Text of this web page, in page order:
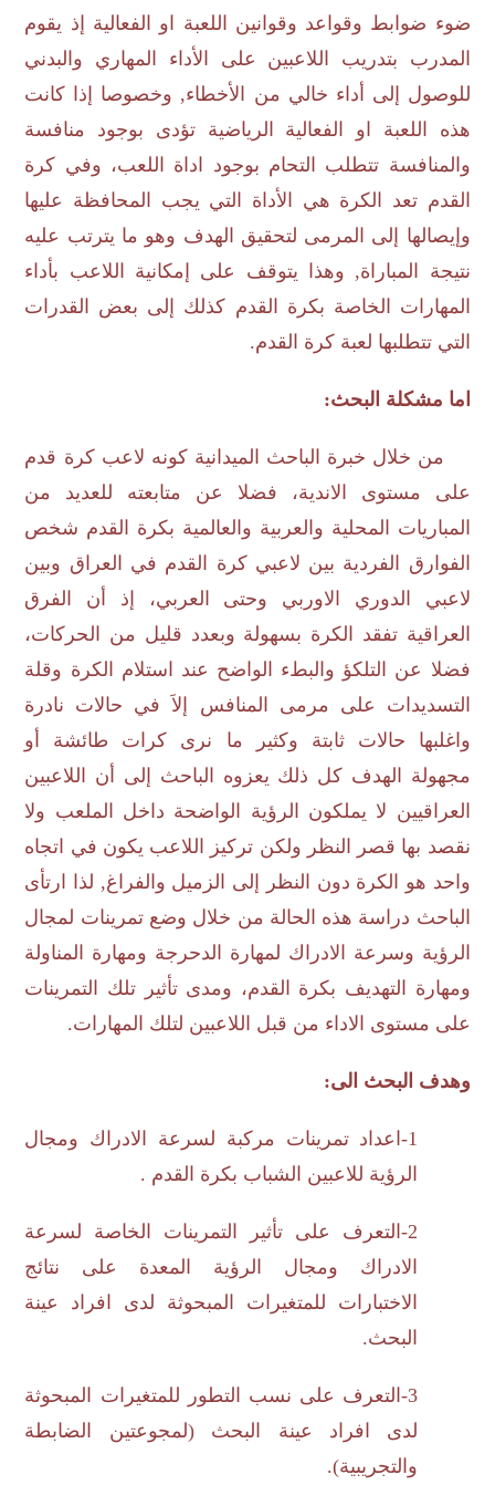
ضوء ضوابط وقواعد وقوانين اللعبة او الفعالية إذ يقوم
المدرب بتدريب اللاعبين على الأداء المهاري والبدني
للوصول إلى أداء خالي من الأخطاء, وخصوصا إذا كانت
هذه اللعبة او الفعالية الرياضية تؤدى بوجود منافسة
والمنافسة تتطلب التحام بوجود اداة اللعب، وفي كرة
القدم تعد الكرة هي الأداة التي يجب المحافظة عليها
وإيصالها إلى المرمى لتحقيق الهدف وهو ما يترتب عليه
نتيجة المباراة, وهذا يتوقف على إمكانية اللاعب بأداء
المهارات الخاصة بكرة القدم كذلك إلى بعض القدرات
التي تتطلبها لعبة كرة القدم.
اما مشكلة البحث:
من خلال خبرة الباحث الميدانية كونه لاعب كرة قدم
على مستوى الاندية، فضلا عن متابعته للعديد من
المباريات المحلية والعربية والعالمية بكرة القدم شخص
الفوارق الفردية بين لاعبي كرة القدم في العراق وبين
لاعبي الدوري الاوربي وحتى العربي، إذ أن الفرق
العراقية تفقد الكرة بسهولة وبعدد قليل من الحركات،
فضلا عن التلكؤ والبطء الواضح عند استلام الكرة وقلة
التسديدات على مرمى المنافس إلاَ في حالات نادرة
واغلبها حالات ثابتة وكثير ما نرى كرات طائشة أو
مجهولة الهدف كل ذلك يعزوه الباحث إلى أن اللاعبين
العراقيين لا يملكون الرؤية الواضحة داخل الملعب ولا
نقصد بها قصر النظر ولكن تركيز اللاعب يكون في اتجاه
واحد هو الكرة دون النظر إلى الزميل والفراغ, لذا ارتأى
الباحث دراسة هذه الحالة من خلال وضع تمرينات لمجال
الرؤية وسرعة الادراك لمهارة الدحرجة ومهارة المناولة
ومهارة التهديف بكرة القدم، ومدى تأثير تلك التمرينات
على مستوى الاداء من قبل اللاعبين لتلك المهارات.
وهدف البحث الى:
1-اعداد تمرينات مركبة لسرعة الادراك ومجال
الرؤية للاعبين الشباب بكرة القدم .
2-التعرف على تأثير التمرينات الخاصة لسرعة
الادراك ومجال الرؤية المعدة على نتائج
الاختبارات للمتغيرات المبحوثة لدى افراد عينة
البحث.
3-التعرف على نسب التطور للمتغيرات المبحوثة
لدى افراد عينة البحث (لمجوعتين الضابطة
والتجريبية).